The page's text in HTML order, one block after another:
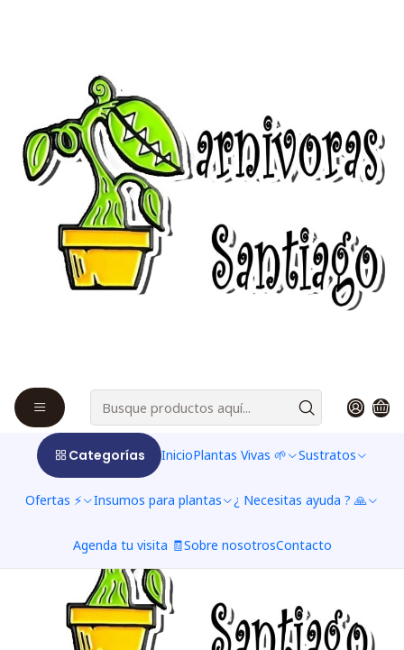
Categorías InicioPlantas Vivas 🌱 Sustratos
Ofertas ⚡ Insumos para plantas ¿ Necesitas ayuda ? 🙏
Agenda tu visita 🧾Sobre nosotrosContacto
Ofertas
Filtros
OFF
Agotado
3 Dionaea muscipulas - baby
$12.436 CLP$13.090 CLP
Ver detalles